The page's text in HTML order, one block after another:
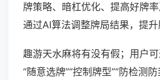
牌策略、暗杠优化、提高好牌率
通过AI算法调整牌局结果，提升
趣游天水麻将有没有假；用户
“随意选牌”“控制牌型”“防检测